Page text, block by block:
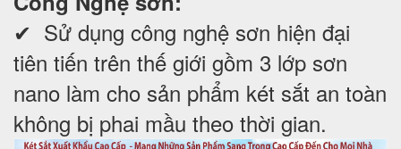
✔ Sử dụng công nghệ sơn hiện đại
tiên tiến trên thế giới gồm 3 lớp sơn
nano làm cho sản phẩm két sắt an toàn
không bị phai mầu theo thời gian.